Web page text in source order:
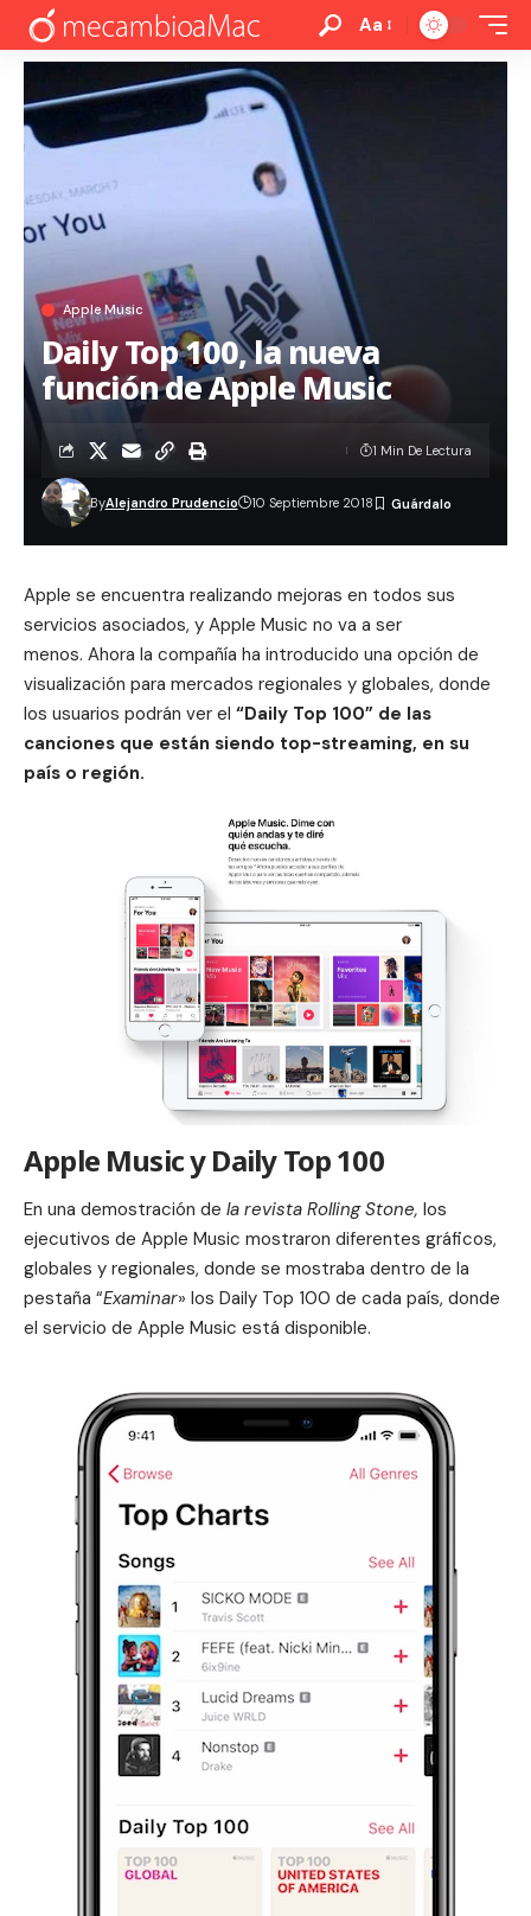
Aa
Apple Music
Daily Top 100, la nueva
función de Apple Music
ByAlejandro Prudencio 10 Septiembre 2018
1 Min De Lectura
Apple se encuentra realizando mejoras en todos sus
servicios asociados, y Apple Music no va a ser
menos. Ahora la compañía ha introducido una opción de
visualización para mercados regionales y globales, donde
los usuarios podrán ver el “Daily Top 100” de las
canciones que están siendo top-streaming, en su
país o región.
Apple Music y Daily Top 100
En una demostración de la revista Rolling Stone, los
ejecutivos de Apple Music mostraron diferentes gráficos,
globales y regionales, donde se mostraba dentro de la
pestaña “Examinar» los Daily Top 100 de cada país, donde
el servicio de Apple Music está disponible.